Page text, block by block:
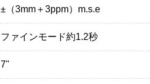
±（3mm＋3ppm）m.s.e
ファインモード約1.2秒
7"